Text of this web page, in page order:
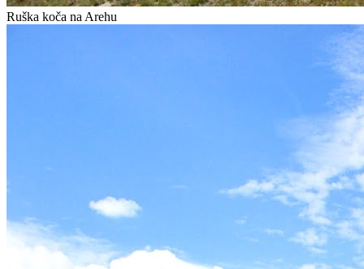
Ruška koča na Arehu